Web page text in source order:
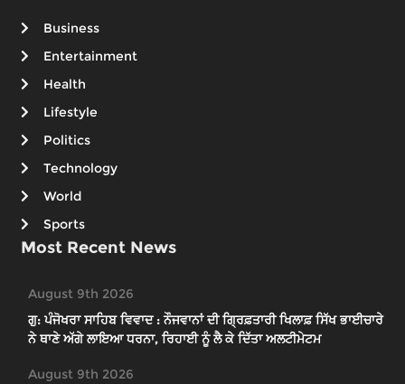
Business
Entertainment
Health
Lifestyle
Politics
Technology
World
Sports
Most Recent News
August 9th 2026
ਗੁ: ਪੰਜੋਖਰਾ ਸਾਹਿਬ ਵਿਵਾਦ : ਨੌਜਵਾਨਾਂ ਦੀ ਗ੍ਰਿਫ਼ਤਾਰੀ ਖਿਲਾਫ਼ ਸਿੱਖ ਭਾਈਚਾਰੇ
ਨੇ ਥਾਣੇ ਅੱਗੇ ਲਾਇਆ ਧਰਨਾ, ਰਿਹਾਈ ਨੂੰ ਲੈ ਕੇ ਦਿੱਤਾ ਅਲਟੀਮੇਟਮ
August 9th 2026